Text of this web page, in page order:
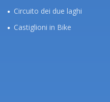
Circuito dei due laghi
Castiglioni in Bike